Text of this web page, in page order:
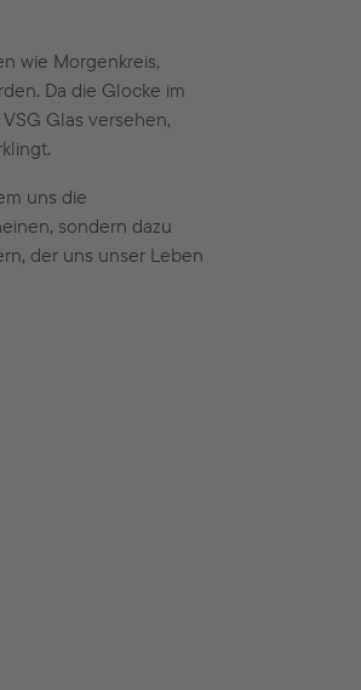
wie Morgenkreis,
Da die Glocke im
Glas versehen,
uns die
sondern dazu
der uns unser Leben